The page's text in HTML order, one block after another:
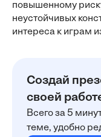
повышенному
неустойчивых
интереса к играм
Создай
своей
Всего за 5
теме, удобно